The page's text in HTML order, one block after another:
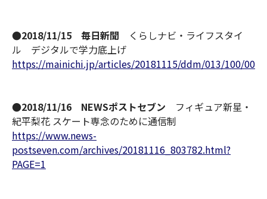
●2018/11/15 毎日新聞 くらしナビ・ライフスタイ
ル デジタルで学力底上げ
https://mainichi.jp/articles/20181115/ddm/013/100/
●2018/11/16 NEWSポストセブン フィギュア新星・
紀平梨花 スケート専念のために通信制
https://www.news-
postseven.com/archives/20181116_803782.html?
PAGE=1